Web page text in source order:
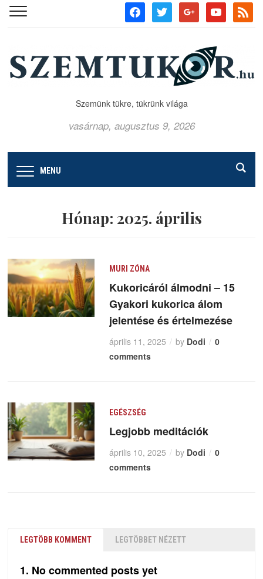
facebooktwitter google youtube rss
Szemünk tükre, tükrünk világa
vasárnap, augusztus 9, 2026
MENU
Hónap: 2025. április
MURI ZÓNA
Kukoricáról álmodni – 15
Gyakori kukorica álom
jelentése és értelmezése
április 11, 2025 by Dodi
0
comments
EGÉSZSÉG
Legjobb meditációk
április 10, 2025 by Dodi
0
comments
LEGTÖBB KOMMENT LEGTÖBBET NÉZETT
No commented posts yet